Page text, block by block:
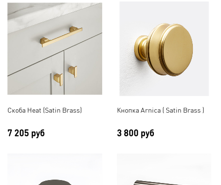
Скоба Heat (Satin Brass)
7 205 руб
Кнопка Arnica ( Satin Brass )
3 800 руб